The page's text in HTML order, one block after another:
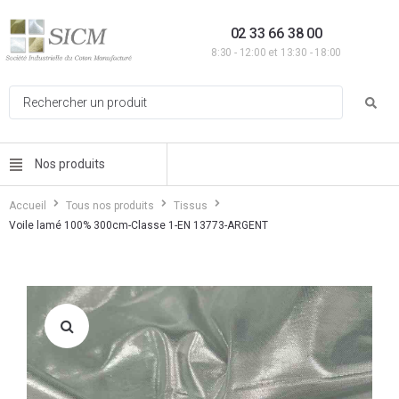
02 33 66 38 00
8:30 - 12:00 et 13:30 - 18:00
Nos produits
Accueil Tous nos produits
Tissus
Voile lamé 100% 300cm-Classe 1-EN 13773-ARGENT